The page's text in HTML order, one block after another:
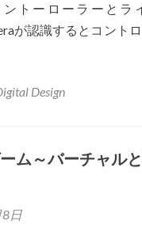
ントーローラーとラ
が認識するとコント
Design
ム～バーチャル
日